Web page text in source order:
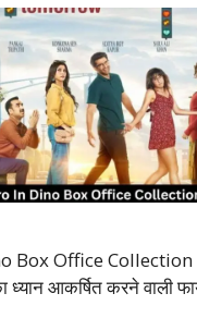
Box Office Collection
ध्यान आकर्षित करने वाली